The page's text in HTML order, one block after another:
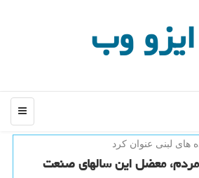
ایزو وب
منو
های لبنی عنوان كرد
معضل این سالهای صنعت